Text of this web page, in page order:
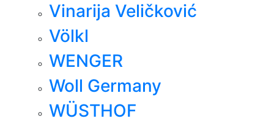
Vinarija Veličković
Völkl
WENGER
Woll Germany
WÜSTHOF